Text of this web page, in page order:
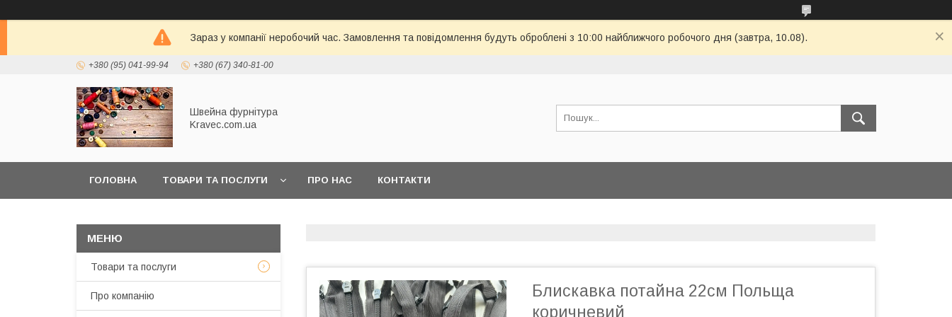
Зараз у компанії неробочий час. Замовлення та повідомлення будуть оброблені з 10:00 найближчого робочого дня (завтра, 10.08).
+380 (95) 041-99-94 +380 (67) 340-81-00
Швейна фурнітура
Kravec.com.ua
ГОЛОВНА ТОВАРИ ТА ПОСЛУГИ ПРО НАС КОНТАКТИ
Блискавка потайна 22см Польща
коричневий
Товари та послуги
Про компанію